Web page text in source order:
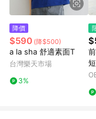
降價
$590 (降$500)
a la sha 舒適素面T
台灣樂天市場
3%